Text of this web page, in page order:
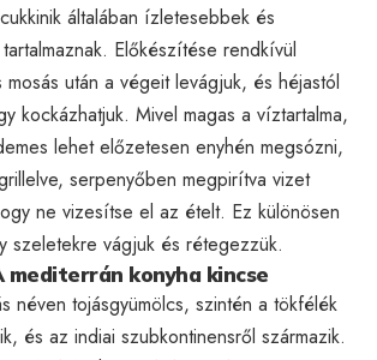
általában ízletesebbek és
Előkészítése rendkívül
után a végeit levágjuk, és héjastól
kockázhatjuk. Mivel magas a víztartalma,
lehet előzetesen enyhén megsózni,
serpenyőben megpirítva vizet
ne vizesítse el az ételt. Ez különösen
szeletekre vágjuk és rétegezzük.
mediterrán konyha kincse
néven tojásgyümölcs, szintén a tökfélék
és az indiai szubkontinensről származik.